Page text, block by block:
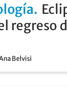
regreso
Belvisi